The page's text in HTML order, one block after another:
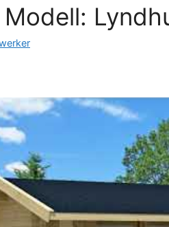
auf YouTube ansehen